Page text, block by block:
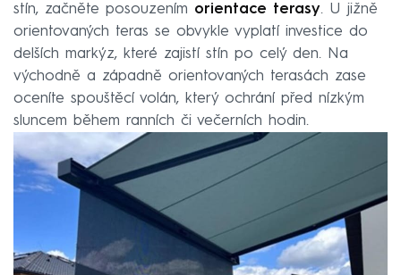
stín, začněte posouzením orientace terasy. U jižně
orientovaných teras se obvykle vyplatí investice do
delších markýz, které zajistí stín po celý den. Na
východně a západně orientovaných terasách zase
oceníte spouštěcí volán, který ochrání před nízkým
sluncem během ranních či večerních hodin.